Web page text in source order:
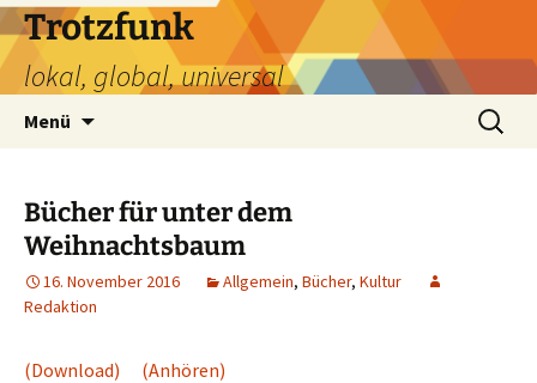
Zum
Inhalt
springen
Trotzfunk
lokal, global, universal
Menü
Suchen
nach:
Bücher für unter dem
Weihnachtsbaum
16. November 2016 Allgemein, Bücher, Kultur
Redaktion
(Download) (Anhören)